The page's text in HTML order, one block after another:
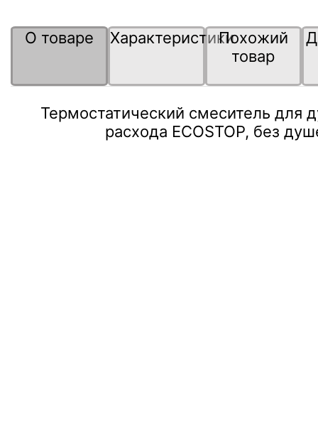
О товаре ХарактеристикиПохожий
товар
Термостатический смеситель для
расхода ECOSTOP, без